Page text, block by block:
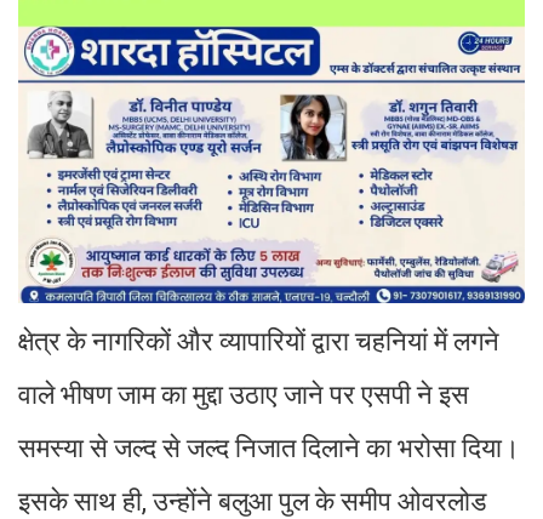
क्षेत्र के नागरिकों और व्यापारियों द्वारा चहनियां में लगने
वाले भीषण जाम का मुद्दा उठाए जाने पर एसपी ने इस
समस्या से जल्द से जल्द निजात दिलाने का भरोसा दिया।
इसके साथ ही, उन्होंने बलुआ पुल के समीप ओवरलोड